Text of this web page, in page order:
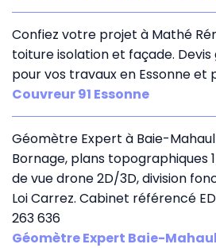
Confiez votre projet à Mathé
toiture isolation et façade.
pour vos travaux en Essonne
Couvreur 91 Essonne
Géomètre Expert à Baie-
Bornage, plans topographiques
de vue drone 2D/3D, division
Loi Carrez. Cabinet référencé
263 636
Géomètre Expert Baie-